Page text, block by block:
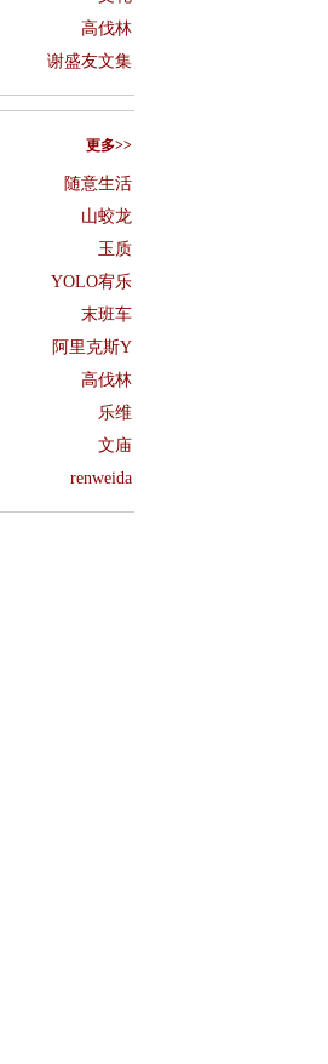
高伐林
谢盛友文集
更多>>
随意生活
山蛟龙
玉质
YOLO宥乐
末班车
阿里克斯Y
高伐林
乐维
文庙
renweida